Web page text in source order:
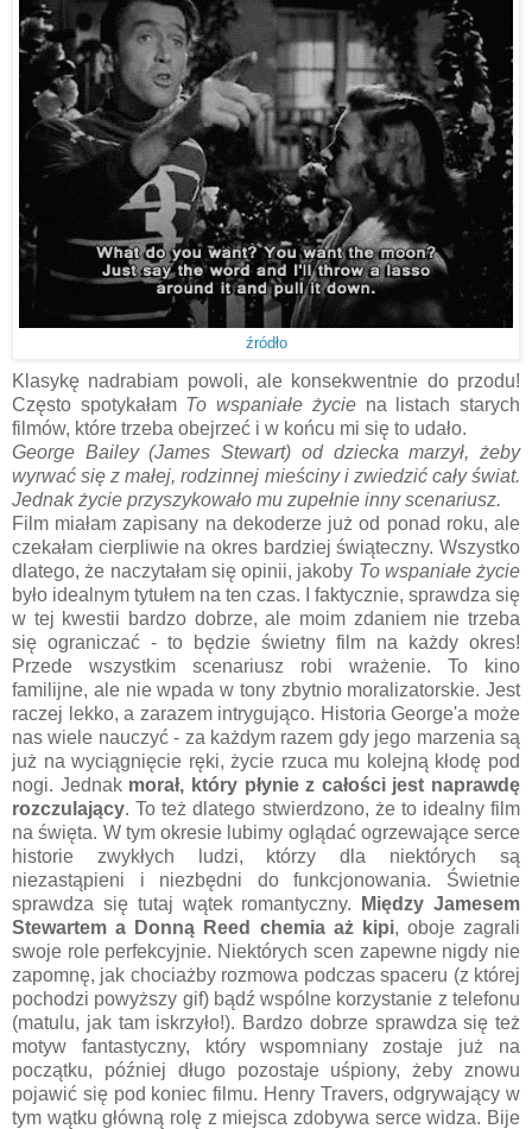
źródło
Klasykę nadrabiam powoli, ale konsekwentnie do przodu!
Często spotykałam To wspaniałe życiena listach starych
filmów, które trzeba obejrzeć i w końcu mi się to udało.
George Bailey (James Stewart) od dziecka marzył, żeby
wyrwać się z małej, rodzinnej mieściny i zwiedzić cały świat.
Jednak życie przyszykowało mu zupełnie inny scenariusz.
Film miałam zapisany na dekoderze już od ponad roku, ale
czekałam cierpliwie na okres bardziej świąteczny. Wszystko
dlatego, że naczytałam się opinii, jakoby To wspaniałe życie
było idealnym tytułem na ten czas. I faktycznie, sprawdza się
w tej kwestii bardzo dobrze, ale moim zdaniem nie trzeba
się ograniczać - to będzie świetny film na każdy okres!
Przede wszystkim scenariusz robi wrażenie. To kino
familijne, ale nie wpada w tony zbytnio moralizatorskie. Jest
raczej lekko, a zarazem intrygująco. Historia George'a może
nas wiele nauczyć - za każdym razem gdy jego marzenia są
już na wyciągnięcie ręki, życie rzuca mu kolejną kłodę pod
nogi. Jednak morał, który płynie z całości jest naprawdę
rozczulający. To też dlatego stwierdzono, że to idealny film
na święta. W tym okresie lubimy oglądać ogrzewające serce
historie zwykłych ludzi, którzy dla niektórych są
niezastąpieni i niezbędni do funkcjonowania. Świetnie
sprawdza się tutaj wątek romantyczny.
Między Jamesem
Stewartem a Donną Reed chemia aż kipi, oboje zagrali
swoje role perfekcyjnie. Niektórych scen zapewne nigdy nie
zapomnę, jak chociażby rozmowa podczas spaceru (z której
pochodzi powyższy gif) bądź wspólne korzystanie z telefonu
(matulu, jak tam iskrzyło!). Bardzo dobrze sprawdza się też
motyw fantastyczny, który wspomniany zostaje już na
początku, później długo pozostaje uśpiony, żeby znowu
pojawić się pod koniec filmu. Henry Travers, odgrywający w
tym wątku główną rolę z miejsca zdobywa serce widza. Bije